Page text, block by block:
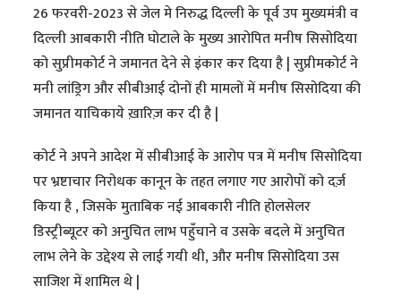
26 फरवरी-2023 से जेल मे निरुद्ध दिल्ली के पूर्व उप मुख्यमंत्री व
दिल्ली आबकारी नीति घोटाले के मुख्य आरोपित मनीष सिसोदिया
को सुप्रीमकोर्ट ने जमानत देने से इंकार कर दिया है | सुप्रीमकोर्ट ने
मनी लांड्रिग और सीबीआई दोनों ही मामलों में मनीष सिसोदिया की
जमानत याचिकाये ख़ारिज़ कर दी है |
कोर्ट ने अपने आदेश में सीबीआई के आरोप पत्र में मनीष सिसोदिया
पर भ्रष्टाचार निरोधक कानून के तहत लगाए गए आरोपों को दर्ज़
किया है , जिसके मुताबिक नई आबकारी नीति होलसेलर
डिस्ट्रीब्यूटर को अनुचित लाभ पहुँचाने व उसके बदले में अनुचित
लाभ लेने के उद्देश्य से लाई गयी थी, और मनीष सिसोदिया उस
साजिश में शामिल थे |